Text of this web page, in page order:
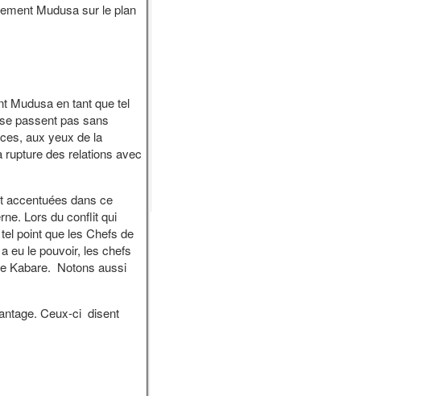
Mudusa sur le plan
Mudusa en tant que tel
passent pas sans
aux yeux de la
des relations avec
accentuées dans ce
Lors du conflit qui
point que les Chefs de
eu le pouvoir, les chefs
Kabare. Notons aussi
Ceux-ci disent